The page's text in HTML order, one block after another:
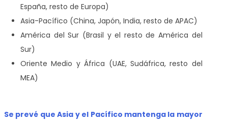
España, resto de Europa)
Asia-Pacífico (China, Japón, India, resto de APAC)
América del Sur (Brasil y el resto de América del
Sur)
Oriente Medio y África (UAE, Sudáfrica, resto del
MEA)
Se prevé que Asia y el Pacífico mantenga la mayor